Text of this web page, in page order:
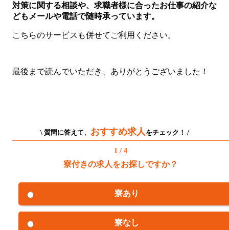
対策に関する相談や、求職者様に合ったお仕事の紹介な
どもメールや電話で随時承っています。
こちらのサービスも併せてご利用ください。
最後まで読んでいただき、ありがとうございました！
\ 質問に答えて、 おすすめ求人をチェック！ /
1 / 4
寮付きの求人をお探しですか？
寮あり
寮なし